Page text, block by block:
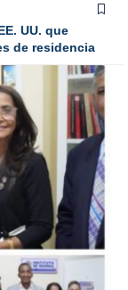
UU. que
de residencia